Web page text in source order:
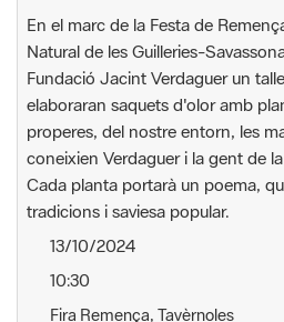
En el marc de la Festa de
Natural de les Guilleries-
Fundació Jacint Verdaguer un
elaboraran saquets d'olor amb
properes, del nostre entorn, les
coneixien Verdaguer i la gent de
Cada planta portarà un poema,
tradicions i saviesa popular.
13/10/2024
10:30
Fira Remença, Tavèrnoles